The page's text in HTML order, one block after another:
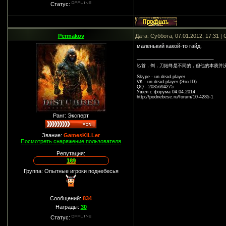
Статус:
Permakov Дата: Суббота, 07.01.2012, 17:31
Ранг: Эксперт
Звание:GamesKiLLer
Посмотреть снаряжение пользователя
Репутация:
169
Группа: Опытные игроки поднебесья
Сообщений:834
Награды: 30
Статус:
маленький какой-то гайд.
匕首，剑，刀始终是不同的，但他的本质并
Skype - un.dead.player
VK - un.dead.player (Это ID)
QQ - 2035694275
Ушел с форума 04.04.2014
http://podnebese.ru/forum/10-4285-1